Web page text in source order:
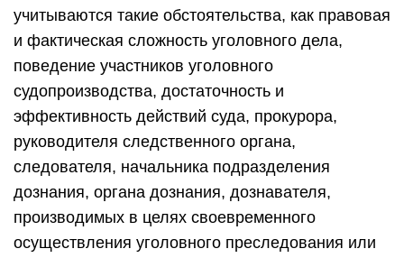
учитываются такие обстоятельства, как правовая
и фактическая сложность уголовного дела,
поведение участников уголовного
судопроизводства, достаточность и
эффективность действий суда, прокурора,
руководителя следственного органа,
следователя, начальника подразделения
дознания, органа дознания, дознавателя,
производимых в целях своевременного
осуществления уголовного преследования или